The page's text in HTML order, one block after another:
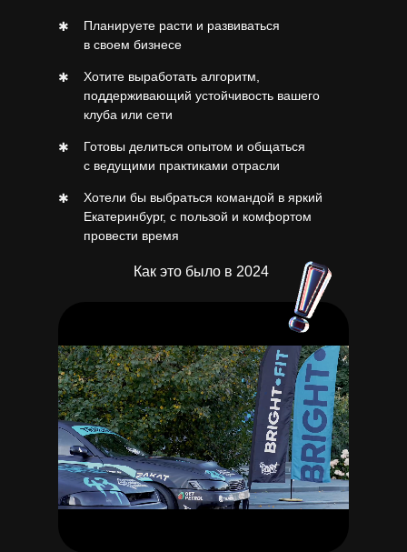
Планируете расти и развиваться
в своем бизнесе
Как это было в 2024
Хотите выработать алгоритм,
поддерживающий устойчивость вашего
клуба или сети
Готовы делиться опытом и общаться
с ведущими практиками отрасли
✱
✱
✱
✱
Хотели бы выбраться командой в яркий
Екатеринбург, с пользой и комфортом
провести время